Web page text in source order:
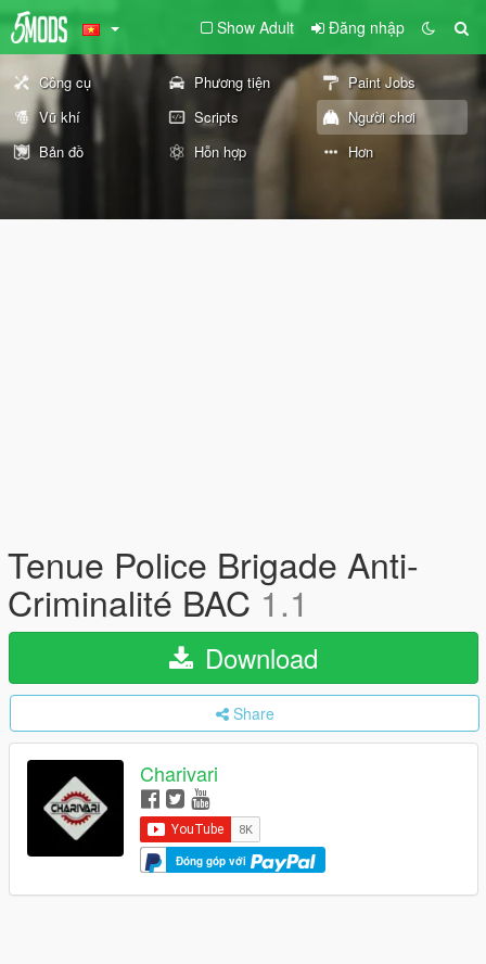
Show Adult Đăng nhập
Công cụ Phương tiện
Paint Jobs
Vũ khí
Scripts
Người chơi
Bản đồ
Hỗn hợp Hơn
Tenue Police Brigade Anti-
Criminalité BAC 1.1
Download
Share
Charivari
Đóng góp với